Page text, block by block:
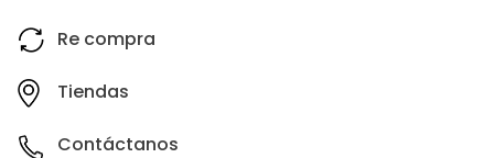
Re compra
Tiendas
Contáctanos